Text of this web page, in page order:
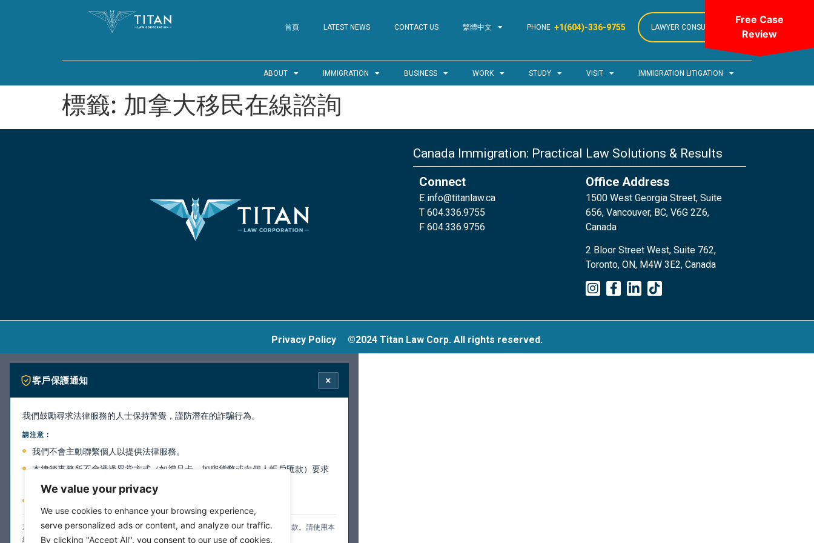
We value your privacy
We use cookies to enhance your browsing experience,
serve personalized ads or content, and analyze our traffic.
By clicking "Accept All", you consent to our use of cookies.
首頁 LATEST NEWS CONTACT US 繁體中文 PHONE +1(604)-336-9755 LAWYER CONSULTATION
ABOUT IMMIGRATION BUSINESS WORK STUDY VISIT IMMIGRATION LITIGATION
標籤: 加拿大移民在線諮詢
Canada Immigration: Practical Law Solutions & Results
Connect
E info@titanlaw.ca
T 604.336.9755
F 604.336.9756
Office Address
1500 West Georgia Street, Suite
656, Vancouver, BC, V6G 2Z6,
Canada
2 Bloor Street West, Suite 762,
Toronto, ON, M4W 3E2, Canada
Privacy Policy ©2024 Titan Law Corp. All rights reserved.
客戶保護通知 ×
我們鼓勵尋求法律服務的人士保持警覺，謹防潛在的詐騙行為。
請注意：
我們不會主動聯繫個人以提供法律服務。
本律師事務所不會透過異常方式（如禮品卡、加密貨幣或向個人帳戶匯款）要求
付款。
若您收到任何疑似來自本所的通訊，且對其真實性存有疑慮，請勿提供個人資訊或匯款。請使用本
網站上的聯絡資訊直接與我們聯繫以進行核實。
Free Case
Review